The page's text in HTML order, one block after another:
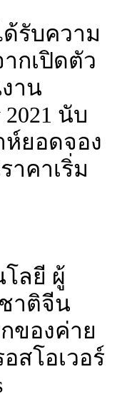
ด้รับความ
กเปิดตัว
าน
2021 นับ
ห์ยอดจอง
าคาเริ่ม
โลยี ผู้
าติจีน
ของค่าย
สโอเวอร์